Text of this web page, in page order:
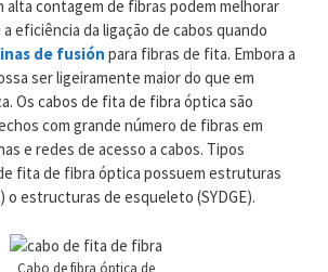
alta contagem de fibras podem melhorar
eficiência da ligação de cabos quando
de fusión para fibras de fita. Embora a
ser ligeiramente maior do que em
Os cabos de fita de fibra óptica são
com grande número de fibras em
e redes de acesso a cabos. Tipos
fita de fibra óptica possuem estruturas
o estructuras de esqueleto (SYDGE).
Cabo de fibra óptica de